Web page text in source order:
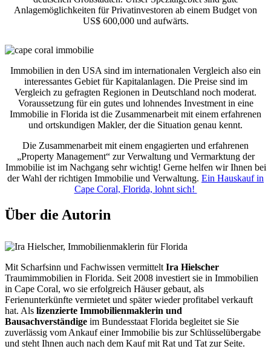
Anlagemöglichkeiten für Privatinvestoren ab einem Budget von
US$ 600,000 und aufwärts.
Immobilien in den USA sind im internationalen Vergleich also ein
interessantes Gebiet für Kapitalanlagen. Die Preise sind im
Vergleich zu gefragten Regionen in Deutschland noch moderat.
Voraussetzung für ein gutes und lohnendes Investment in eine
Immobilie in Florida ist die Zusammenarbeit mit einem erfahrenen
und ortskundigen Makler, der die Situation genau kennt.
Die Zusammenarbeit mit einem engagierten und erfahrenen
„Property Management“ zur Verwaltung und Vermarktung der
Immobilie ist im Nachgang sehr wichtig! Gerne helfen wir Ihnen bei
der Wahl der richtigen Immobilie und Verwaltung. Ein Hauskauf in
Cape Coral, Florida, lohnt sich!
Über die Autorin
Mit Scharfsinn und Fachwissen vermittelt Ira Hielscher
Traumimmobilien in Florida. Seit 2008 investiert sie in Immobilien
in Cape Coral, wo sie erfolgreich Häuser gebaut, als
Ferienunterkünfte vermietet und später wieder profitabel verkauft
hat. Als lizenzierte Immobilienmaklerin und
Bausachverständige im Bundesstaat Florida begleitet sie Sie
zuverlässig vom Ankauf einer Immobilie bis zur Schlüsselübergabe
und steht Ihnen auch nach dem Kauf mit Rat und Tat zur Seite.